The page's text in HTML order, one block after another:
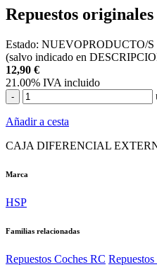
Repuestos originales
Estado: NUEVOPRODUCTO/
(salvo indicado en
12,90 €
21.00% IVA incluido
-
Añadir a cesta
CAJA DIFERENCIAL
Marca
HSP
Familias relacionadas
Repuestos Coches RC